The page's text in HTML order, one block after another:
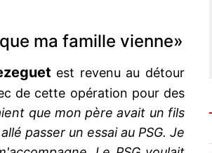
ma famille vienne»
est revenu au détour
de cette opération pour des
que mon père avait un fils
passer un essai au PSG. Je